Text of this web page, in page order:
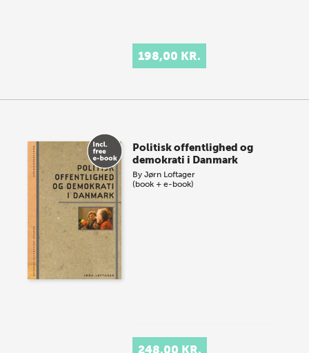
198,00 KR.
Politisk offentlighed og
demokrati i Danmark
ByJørn Loftager
(book + e-book)
248,00 KR.